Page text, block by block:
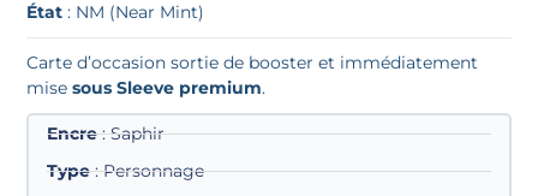
État : NM (Near Mint)
Carte d’occasion sortie de booster et immédiatement
misesous Sleeve premium.
Encre: Saphir
Type: Personnage